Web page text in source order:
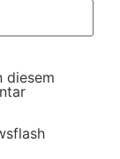
diesem